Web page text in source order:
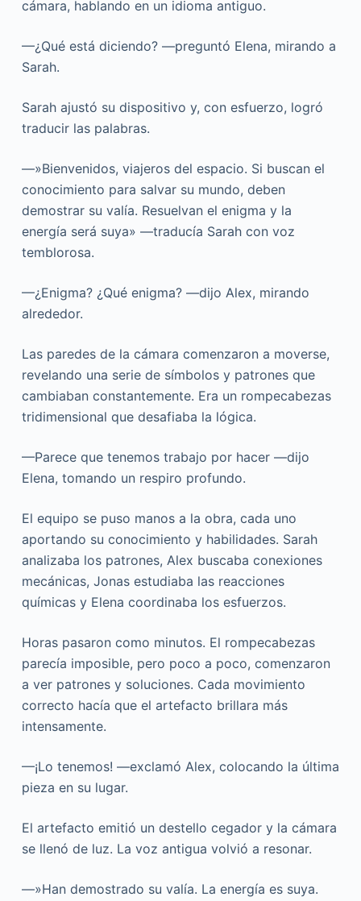
cámara, hablando en un idioma antiguo.
—¿Qué está diciendo? —preguntó Elena, mirando a
Sarah.
Sarah ajustó su dispositivo y, con esfuerzo, logró
traducir las palabras.
—»Bienvenidos, viajeros del espacio. Si buscan el
conocimiento para salvar su mundo, deben
demostrar su valía. Resuelvan el enigma y la
energía será suya» —traducía Sarah con voz
temblorosa.
—¿Enigma? ¿Qué enigma? —dijo Alex, mirando
alrededor.
Las paredes de la cámara comenzaron a moverse,
revelando una serie de símbolos y patrones que
cambiaban constantemente. Era un rompecabezas
tridimensional que desafiaba la lógica.
—Parece que tenemos trabajo por hacer —dijo
Elena, tomando un respiro profundo.
El equipo se puso manos a la obra, cada uno
aportando su conocimiento y habilidades. Sarah
analizaba los patrones, Alex buscaba conexiones
mecánicas, Jonas estudiaba las reacciones
químicas y Elena coordinaba los esfuerzos.
Horas pasaron como minutos. El rompecabezas
parecía imposible, pero poco a poco, comenzaron
a ver patrones y soluciones. Cada movimiento
correcto hacía que el artefacto brillara más
intensamente.
—¡Lo tenemos! —exclamó Alex, colocando la última
pieza en su lugar.
El artefacto emitió un destello cegador y la cámara
se llenó de luz. La voz antigua volvió a resonar.
—»Han demostrado su valía. La energía es suya.